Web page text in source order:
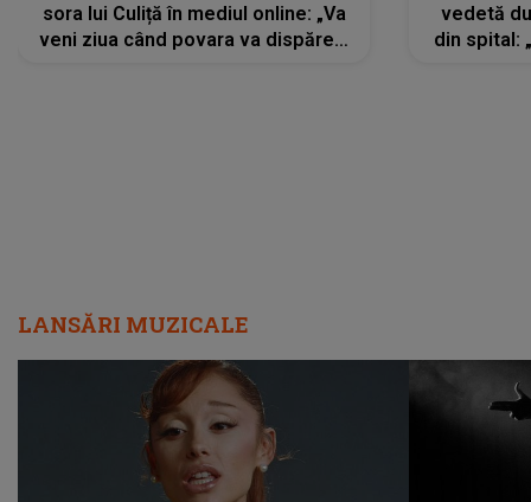
sora lui Culiță în mediul online: „Va
veni ziua când povara va dispărea,
vedetă
din spital:
LANSĂRI MUZICALE